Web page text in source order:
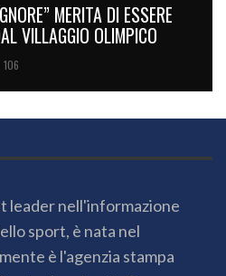
MERITA DI ESSERE
VILLAGGIO OLIMPICO
106
leader nell'informazione
sport, è nata nel
è l'agenzia stampa